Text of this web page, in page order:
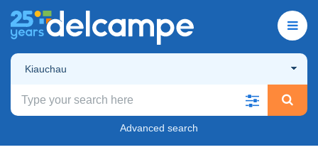
Kiauchau
Advanced search